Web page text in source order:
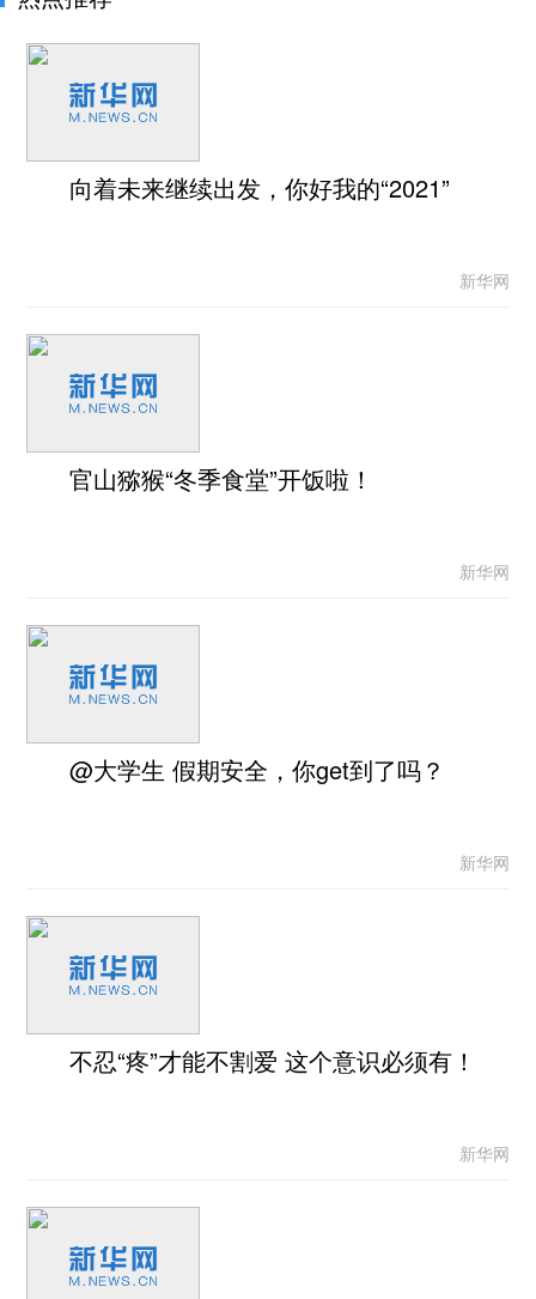
向着未来继续出发，你好我的“2021”
新华网
官山猕猴“冬季食堂”开饭啦！
新华网
@大学生 假期安全，你get到了吗？
新华网
不忍“疼”才能不割爱 这个意识必须有！
新华网